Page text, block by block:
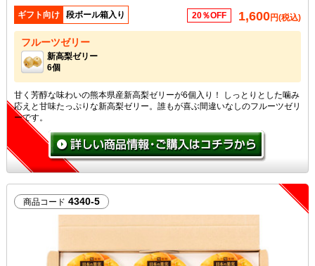
ギフト向け 段ボール箱入り 20％OFF 1,600円(税込)
フルーツゼリー
新高梨ゼリー
6個
甘く芳醇な味わいの熊本県産新高梨ゼリーが6個入り！ しっとりとした噛み
応えと甘味たっぷりな新高梨ゼリー。誰もが喜ぶ間違いなしのフルーツゼリ
ーです。
商品コード 4340-5